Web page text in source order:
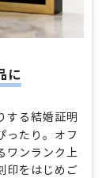
に
する結婚証明
ったり。オフ
ワンランク上
印をはじめご